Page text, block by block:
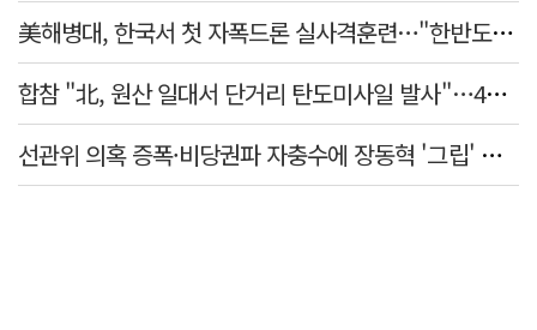
美해병대, 한국서 첫 자폭드론 실사격훈련…"한반도 지형 학습"
합참 "北, 원산 일대서 단거리 탄도미사일 발사"…42일 만
선관위 의혹 증폭·비당권파 자충수에 장동혁 '그립' 더 강해졌다